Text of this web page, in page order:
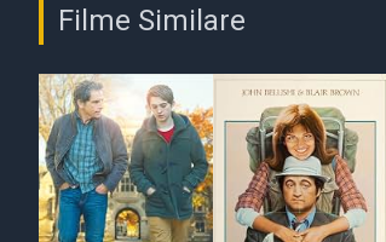
Filme Similare